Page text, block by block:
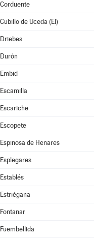
Corduente
Cubillo de Uceda (El)
Driebes
Durón
Embid
Escamilla
Escariche
Escopete
Espinosa de Henares
Esplegares
Establés
Estriégana
Fontanar
Fuembellida